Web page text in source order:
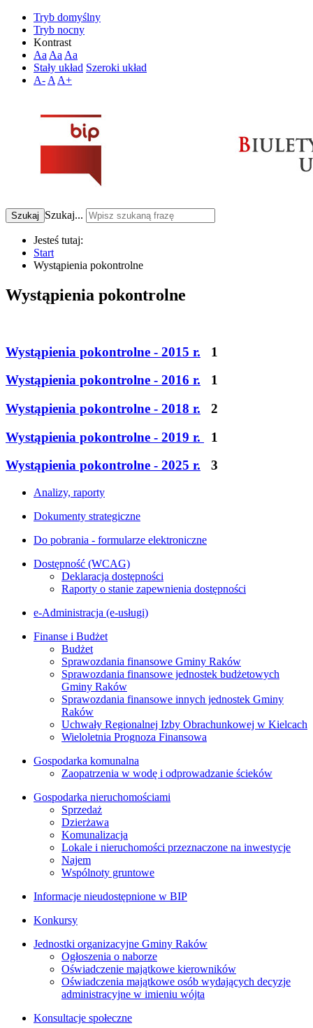
Tryb domyślny
Tryb nocny
Kontrast
Aa Aa Aa
Stały układ Szeroki układ
A- A A+
Szukaj Szukaj...
Jesteś tutaj:
Start
Wystąpienia pokontrolne
Wystąpienia pokontrolne
Wystąpienia pokontrolne - 2015 r.
1
Wystąpienia pokontrolne - 2016 r.
1
Wystąpienia pokontrolne - 2018 r.
2
Wystąpienia pokontrolne - 2019 r.
1
Wystąpienia pokontrolne - 2025 r.
3
Analizy, raporty
Dokumenty strategiczne
Do pobrania - formularze elektroniczne
Dostępność (WCAG)
Deklaracja dostępności
Raporty o stanie zapewnienia dostępności
e-Administracja (e-usługi)
Finanse i Budżet
Budżet
Sprawozdania finansowe Gminy Raków
Sprawozdania finansowe jednostek budżetowych
Gminy Raków
Sprawozdania finansowe innych jednostek Gminy
Raków
Uchwały Regionalnej Izby Obrachunkowej w Kielcach
Wieloletnia Prognoza Finansowa
Gospodarka komunalna
Zaopatrzenia w wodę i odprowadzanie ścieków
Gospodarka nieruchomościami
Sprzedaż
Dzierżawa
Komunalizacja
Lokale i nieruchomości przeznaczone na inwestycje
Najem
Wspólnoty gruntowe
Informacje nieudostępnione w BIP
Konkursy
Jednostki organizacyjne Gminy Raków
Ogłoszenia o naborze
Oświadczenie majątkowe kierowników
Oświadczenia majątkowe osób wydających decyzje
administracyjne w imieniu wójta
Konsultacje społeczne